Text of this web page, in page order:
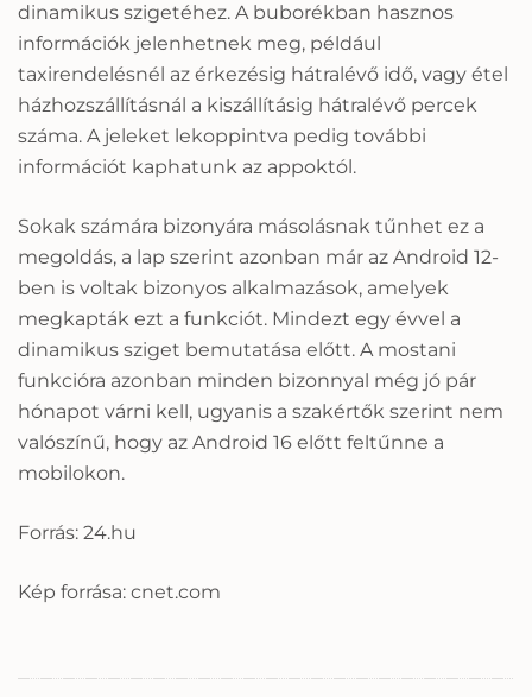
dinamikus szigetéhez. A buborékban hasznos
információk jelenhetnek meg, például
taxirendelésnél az érkezésig hátralévő idő, vagy étel
házhozszállításnál a kiszállításig hátralévő percek
száma. A jeleket lekoppintva pedig további
információt kaphatunk az appoktól.
Sokak számára bizonyára másolásnak tűnhet ez a
megoldás, a lap szerint azonban már az Android 12-
ben is voltak bizonyos alkalmazások, amelyek
megkapták ezt a funkciót. Mindezt egy évvel a
dinamikus sziget bemutatása előtt. A mostani
funkcióra azonban minden bizonnyal még jó pár
hónapot várni kell, ugyanis a szakértők szerint nem
valószínű, hogy az Android 16 előtt feltűnne a
mobilokon.
Forrás: 24.hu
Kép forrása: cnet.com